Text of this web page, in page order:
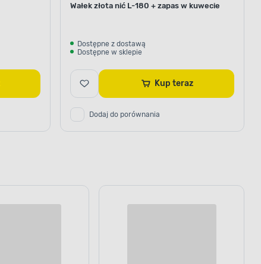
Wałek złota nić L-180 + zapas w kuwecie
Dostępne z dostawą
Dostępne w sklepie
Kup teraz
Dodaj do porównania